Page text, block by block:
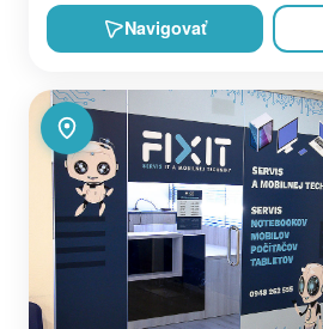
Navigovať